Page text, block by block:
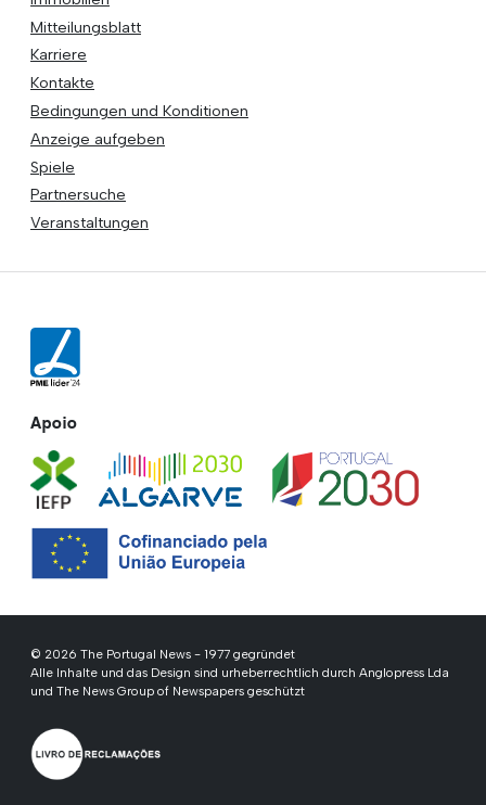
Mitteilungsblatt
Karriere
Kontakte
Bedingungen und Konditionen
Anzeige aufgeben
Spiele
Partnersuche
Veranstaltungen
Apoio
© 2026 The Portugal News - 1977 gegründet
Alle Inhalte und das Design sind urheberrechtlich durch Anglopress Lda
und The News Group of Newspapers geschützt